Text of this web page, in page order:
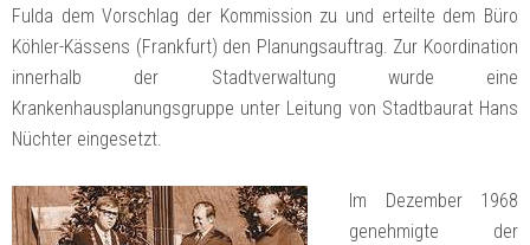
Fulda dem Vorschlag der Kommission zu und erteilte dem Büro
Köhler-Kässens (Frankfurt) den Planungsauftrag. Zur Koordination
innerhalb der Stadtverwaltung wurde eine
Krankenhausplanungsgruppe unter Leitung von Stadtbaurat Hans
Nüchter eingesetzt.
Im Dezember 1968
genehmigte der